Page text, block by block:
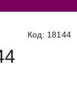
Код: 18144